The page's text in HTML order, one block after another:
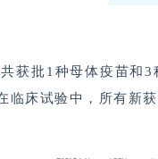
获批1种母体疫苗和
临床试验中，所有新